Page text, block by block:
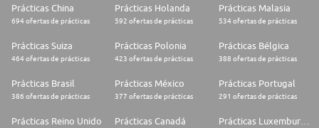
Prácticas China
694 ofertas de prácticas
Prácticas Holanda
592 ofertas de prácticas
Prácticas Malasia
534 ofertas de prácticas
Prácticas Suiza
464 ofertas de prácticas
Prácticas Polonia
423 ofertas de prácticas
Prácticas Bélgica
388 ofertas de prácticas
Prácticas Brasil
386 ofertas de prácticas
Prácticas México
377 ofertas de prácticas
Prácticas Portugal
291 ofertas de prácticas
Prácticas Reino Unido Prácticas Canadá Prácticas Luxemburgo